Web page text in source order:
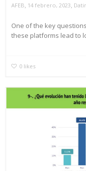
AFEB, 14 febrero, 2023,
One of the key
these platforms lead to
0 likes